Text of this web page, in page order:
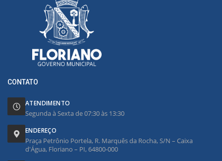
CONTATO
ATENDIMENTO
Segunda à Sexta de 07:30 às 13:30
ENDEREÇO
Praça Petrônio Portela, R. Marquês da Rocha, S/N – Caixa
d'Água, Floriano – PI, 64800-000